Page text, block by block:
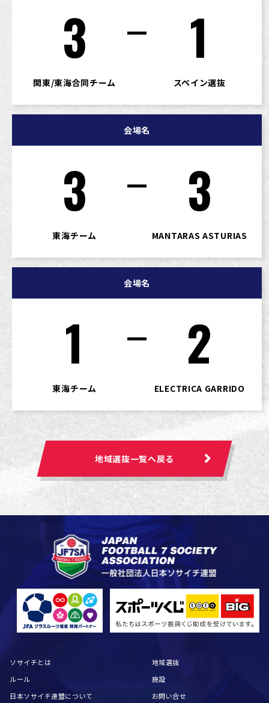
3
関東/東海合同チーム
1
スペイン選抜
会場名
3
東海チーム
3
MANTARAS ASTURIAS
会場名
1
東海チーム
2
ELECTRICA GARRIDO
地域選抜一覧へ戻る
ソサイチとは
ルール
日本ソサイチ連盟について
地域選抜
施設
お問い合せ